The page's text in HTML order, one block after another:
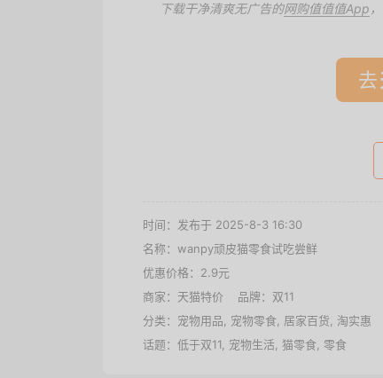
下载干净清爽无广告的网购值值值App
去
时间：发布于 2025-8-3 16:30
名称： wanpy顽皮猫零食试吃尝鲜
优惠价格： 2.9元
商家： 天猫特价 品牌： 双11
分类： 宠物用品 宠物零食 居家百货
淘实惠
话题： 低于双11 宠物生活 猫零食 零食